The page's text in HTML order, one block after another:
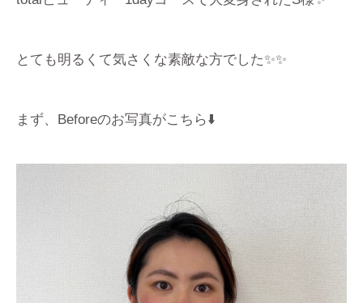
とても明るくて気さくな素敵な方でした✨✨
まず、Beforeのお写真がこちら⬇️